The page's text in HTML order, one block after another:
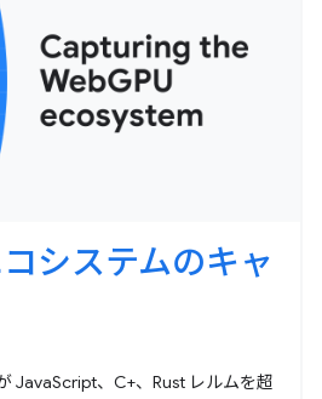
システムのキャ
JavaScript、C+、Rust レルムを超